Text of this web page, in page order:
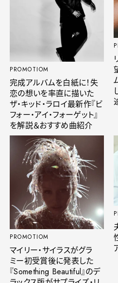
PROMOTIOM
完成アルバムを白紙に！失
恋の想いを率直に描いた
ザ・キッド・ラロイ最新作『ビ
フォー・アイ・フォーゲット』
を解説＆おすすめ曲紹介
PROMOTIOM
マイリー・サイラスがグラ
ミー初受賞後に発表した
『Something Beautiful』のデ